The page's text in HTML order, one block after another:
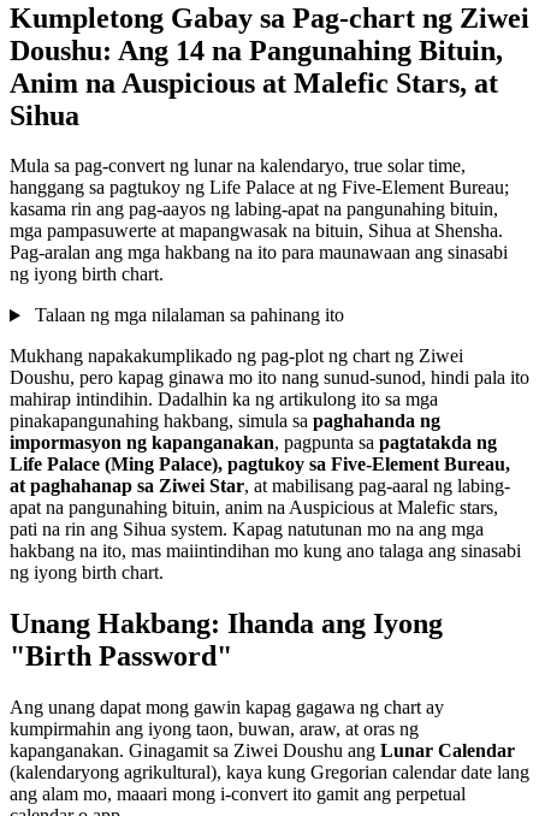
Kumpletong Gabay sa Pag-chart ng Ziwei
Doushu: Ang 14 na Pangunahing Bituin,
Anim na Auspicious at Malefic Stars, at
Sihua
Mula sa pag-convert ng lunar na kalendaryo, true solar time,
hanggang sa pagtukoy ng Life Palace at ng Five-Element Bureau;
kasama rin ang pag-aayos ng labing-apat na pangunahing bituin,
mga pampasuwerte at mapangwasak na bituin, Sihua at Shensha.
Pag-aralan ang mga hakbang na ito para maunawaan ang sinasabi
ng iyong birth chart.
Talaan ng mga nilalaman sa pahinang ito
Mukhang napakakumplikado ng pag-plot ng chart ng Ziwei
Doushu, pero kapag ginawa mo ito nang sunud-sunod, hindi pala ito
mahirap intindihin. Dadalhin ka ng artikulong ito sa mga
pinakapangunahing hakbang, simula sa paghahanda ng
impormasyon ng kapanganakan, pagpunta sa pagtatakda ng
Life Palace (Ming Palace), pagtukoy sa Five-Element Bureau,
at paghahanap sa Ziwei Star, at mabilisang pag-aaral ng labing-
apat na pangunahing bituin, anim na Auspicious at Malefic stars,
pati na rin ang Sihua system. Kapag natutunan mo na ang mga
hakbang na ito, mas maiintindihan mo kung ano talaga ang sinasabi
ng iyong birth chart.
Unang Hakbang: Ihanda ang Iyong
"Birth Password"
Ang unang dapat mong gawin kapag gagawa ng chart ay
kumpirmahin ang iyong taon, buwan, araw, at oras ng
kapanganakan. Ginagamit sa Ziwei Doushu ang Lunar Calendar
(kalendaryong agrikultural), kaya kung Gregorian calendar date lang
ang alam mo, maaari mong i-convert ito gamit ang perpetual